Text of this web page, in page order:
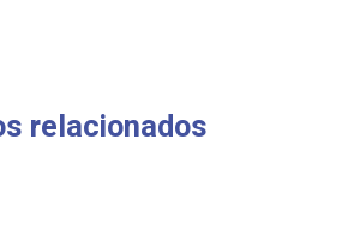
relacionados